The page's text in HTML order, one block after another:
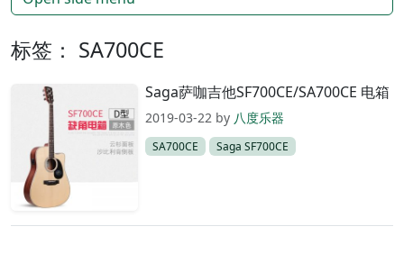
标签： SA700CE
Saga萨咖吉他SF700CE/SA700CE 电箱
2019-03-22 by 八度乐器
SA700CE Saga SF700CE